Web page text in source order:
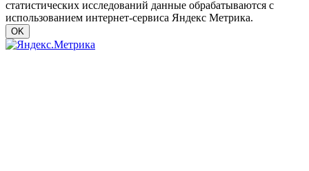
статистических исследований данные обрабатываются с
использованием интернет-сервиса Яндекс Метрика.
OK